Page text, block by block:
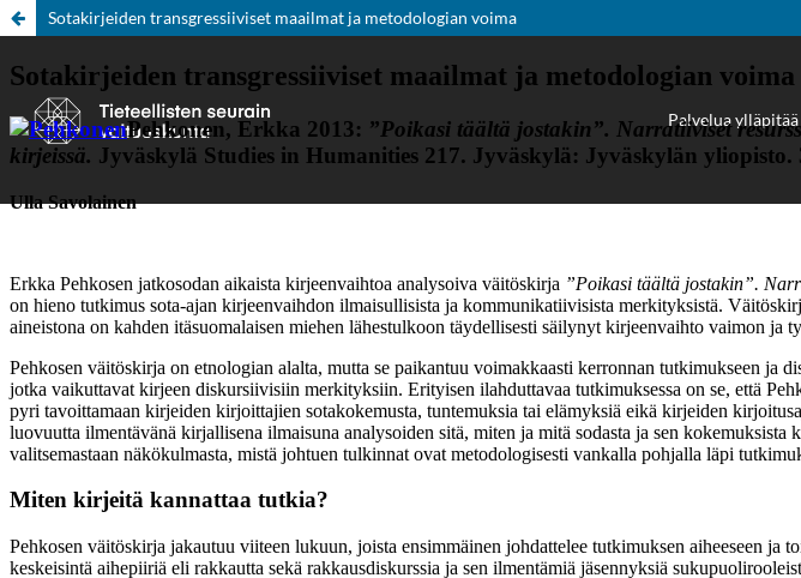
Sotakirjeiden transgressiiviset maailmat ja metodologian voima
Palvelua ylläpitää